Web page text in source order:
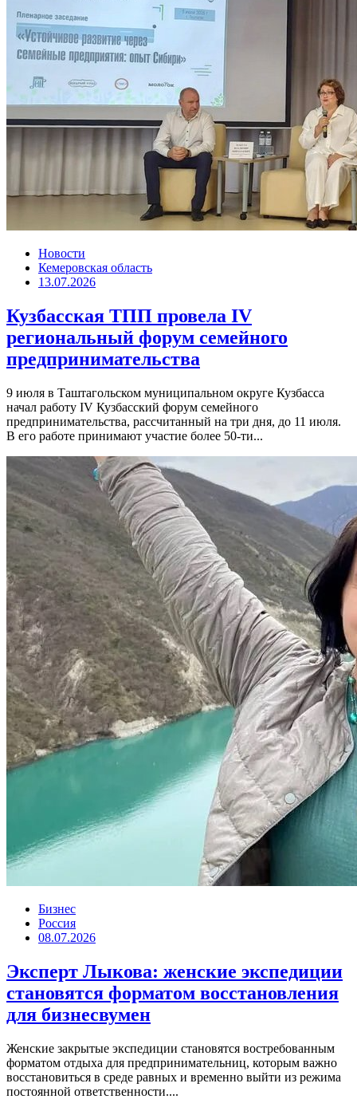
Новости
Кемеровская область
13.07.2026
Кузбасская ТПП провела IV
региональный форум семейного
предпринимательства
9 июля в Таштагольском муниципальном округе Кузбасса
начал работу IV Кузбасский форум семейного
предпринимательства, рассчитанный на три дня, до 11 июля.
В его работе принимают участие более 50-ти...
Бизнес
Россия
08.07.2026
Эксперт Лыкова: женские экспедиции
становятся форматом восстановления
для бизнесвумен
Женские закрытые экспедиции становятся востребованным
форматом отдыха для предпринимательниц, которым важно
восстановиться в среде равных и временно выйти из режима
постоянной ответственности....